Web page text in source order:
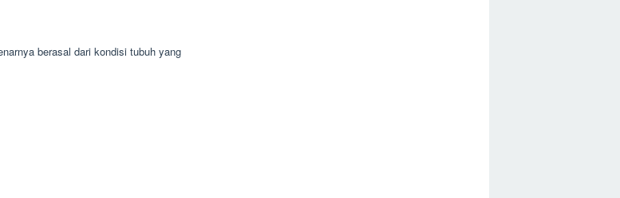
berasal dari kondisi tubuh yang